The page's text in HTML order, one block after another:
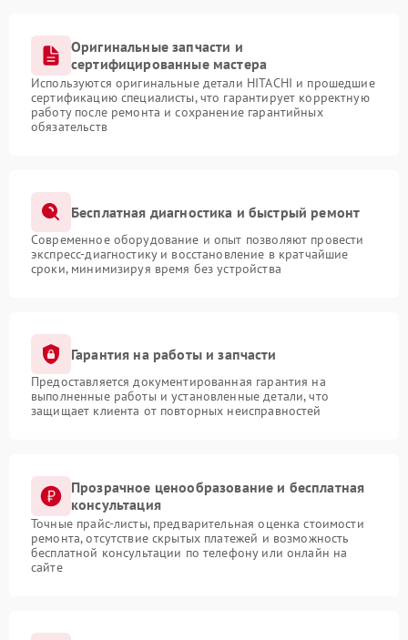
Оригинальные запчасти и
сертифицированные мастера
Используются оригинальные детали HITACHI и прошедшие
сертификацию специалисты, что гарантирует корректную
работу после ремонта и сохранение гарантийных
обязательств
Бесплатная диагностика и быстрый ремонт
Современное оборудование и опыт позволяют провести
экспресс-диагностику и восстановление в кратчайшие
сроки, минимизируя время без устройства
Гарантия на работы и запчасти
Предоставляется документированная гарантия на
выполненные работы и установленные детали, что
защищает клиента от повторных неисправностей
Прозрачное ценообразование и бесплатная
консультация
Точные прайс-листы, предварительная оценка стоимости
ремонта, отсутствие скрытых платежей и возможность
бесплатной консультации по телефону или онлайн на
сайте